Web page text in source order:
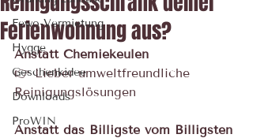
Fewo-Vermietung
Hygge
Geschenkidee
Downloads
ProWIN
Ferienwohnung aus?
Anstatt Chemiekeulen
👉 Lieber umweltfreundliche
Reinigungslösungen
Anstatt das Billigste vom Billigsten